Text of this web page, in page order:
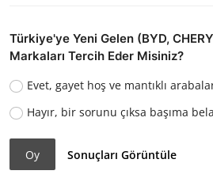
Türkiye'ye Yeni Gelen (BYD,
Markaları Tercih Eder Misiniz?
Evet, gayet hoş ve mantıklı
Hayır, bir sorunu çıksa başıma
Oy Sonuçları Görüntüle